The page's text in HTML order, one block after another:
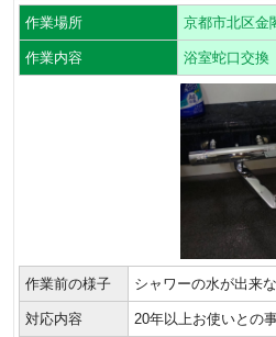
作業場所 京都市北区金
作業内容 浴室蛇口交換
作業前の様子 シャワーの水が出来
対応内容 20年以上お使いとの